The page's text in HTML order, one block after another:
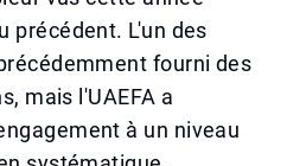
précédent. L'un des
fourni des
mais l'UAEFA a
à un niveau